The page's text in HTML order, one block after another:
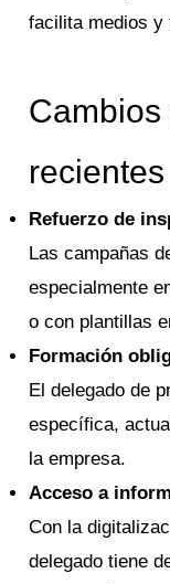
facilita medios y
recientes
Refuerzo de
Las campañas
especialmente
o con plantillas
Formación
El delegado de
específica,
la empresa.
Acceso a
Con la
delegado tiene